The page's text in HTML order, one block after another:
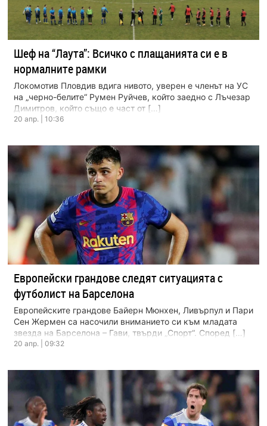
Шеф на “Лаута”: Всичко с плащанията си е в
нормалните рамки
Локомотив Пловдив вдига нивото, уверен е членът на УС
на „черно-белите“ Румен Руйчев, който заедно с Лъчезар
Димитров, който също е част от […]
20 апр. | 10:36
Европейски грандове следят ситуацията с
футболист на Барселона
Европейските грандове Байерн Мюнхен, Ливърпул и Пари
Сен Жермен са насочили вниманието си към младата
звезда на Барселона – Гави, твърди „Спорт“. Според […]
20 апр. | 09:32